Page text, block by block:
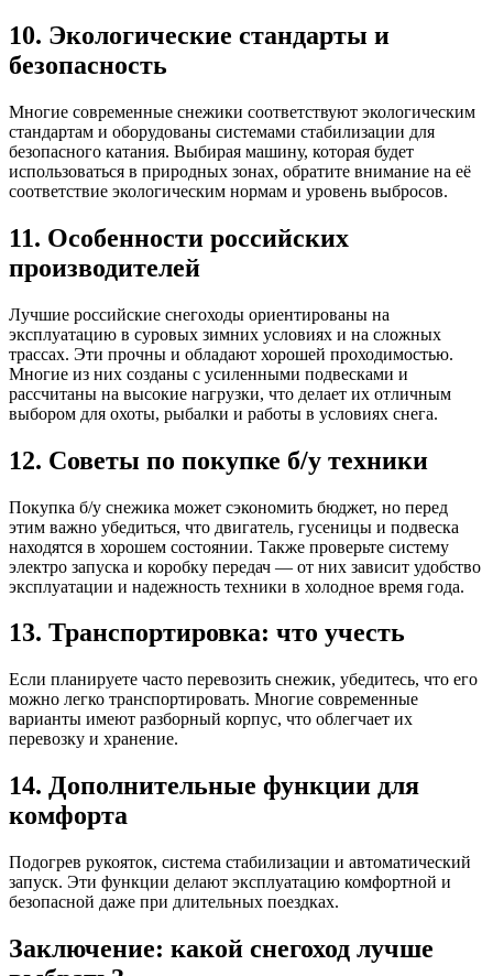
10. Экологические стандарты и
безопасность
Многие современные снежики соответствуют экологическим
стандартам и оборудованы системами стабилизации для
безопасного катания. Выбирая машину, которая будет
использоваться в природных зонах, обратите внимание на её
соответствие экологическим нормам и уровень выбросов.
11. Особенности российских
производителей
Лучшие российские снегоходы ориентированы на
эксплуатацию в суровых зимних условиях и на сложных
трассах. Эти прочны и обладают хорошей проходимостью.
Многие из них созданы с усиленными подвесками и
рассчитаны на высокие нагрузки, что делает их отличным
выбором для охоты, рыбалки и работы в условиях снега.
12. Советы по покупке б/у техники
Покупка б/у снежика может сэкономить бюджет, но перед
этим важно убедиться, что двигатель, гусеницы и подвеска
находятся в хорошем состоянии. Также проверьте систему
электро запуска и коробку передач — от них зависит удобство
эксплуатации и надежность техники в холодное время года.
13. Транспортировка: что учесть
Если планируете часто перевозить снежик, убедитесь, что его
можно легко транспортировать. Многие современные
варианты имеют разборный корпус, что облегчает их
перевозку и хранение.
14. Дополнительные функции для
комфорта
Подогрев рукояток, система стабилизации и автоматический
запуск. Эти функции делают эксплуатацию комфортной и
безопасной даже при длительных поездках.
Заключение: какой снегоход лучше